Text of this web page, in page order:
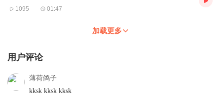
1095 01:47
加载更多
用户评论
薄荷鸽子
kksk kksk kksk